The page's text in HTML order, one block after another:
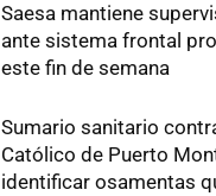
Saesa mantiene
ante sistema frontal
este fin de semana
Sumario sanitario
Católico de Puerto
identificar osamentas